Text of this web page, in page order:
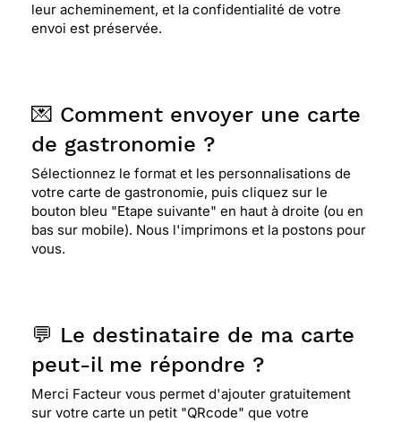
leur acheminement, et la confidentialité de votre
envoi est préservée.
💌 Comment envoyer une carte
de gastronomie ?
Sélectionnez le format et les personnalisations de
votre carte de gastronomie, puis cliquez sur le
bouton bleu "Etape suivante" en haut à droite (ou en
bas sur mobile). Nous l'imprimons et la postons pour
vous.
💬 Le destinataire de ma carte
peut-il me répondre ?
Merci Facteur vous permet d'ajouter gratuitement
sur votre carte un petit "QRcode" que votre